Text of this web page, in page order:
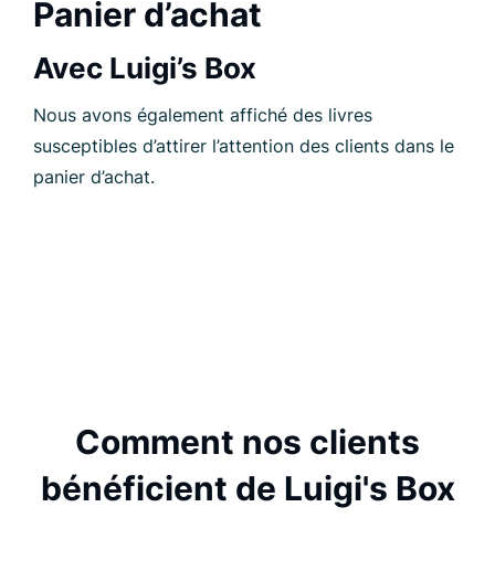
Panier d’achat
Avec Luigi’s Box
Nous avons également affiché des livres
susceptibles d’attirer l’attention des clients dans le
panier d’achat.
Comment nos clients
bénéficient de Luigi's Box